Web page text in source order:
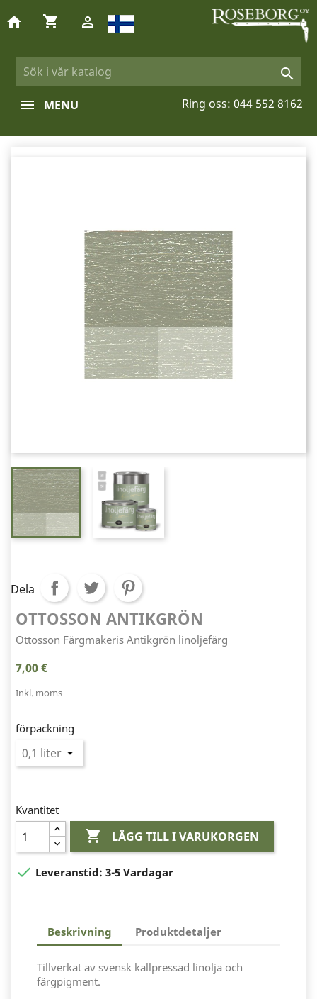

home shopping_cart 
Ring oss: 044 552 8162
MENU
Dela
OTTOSSON ANTIKGRÖN
Ottosson Färgmakeris Antikgrön linoljefärg
7,00 €
Inkl. moms
förpackning
Kvantitet
 LÄGG TILL I VARUKORGEN
 Leveranstid: 3-5 Vardagar
Beskrivning Produktdetaljer
Tillverkat av svensk kallpressad linolja och
färgpigment.